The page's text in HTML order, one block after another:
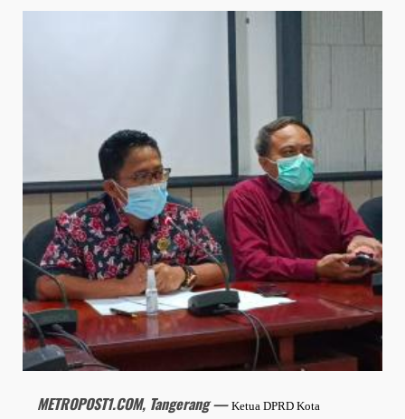
METROPOST1.COM, Tangerang — Ketua DPRD Kota